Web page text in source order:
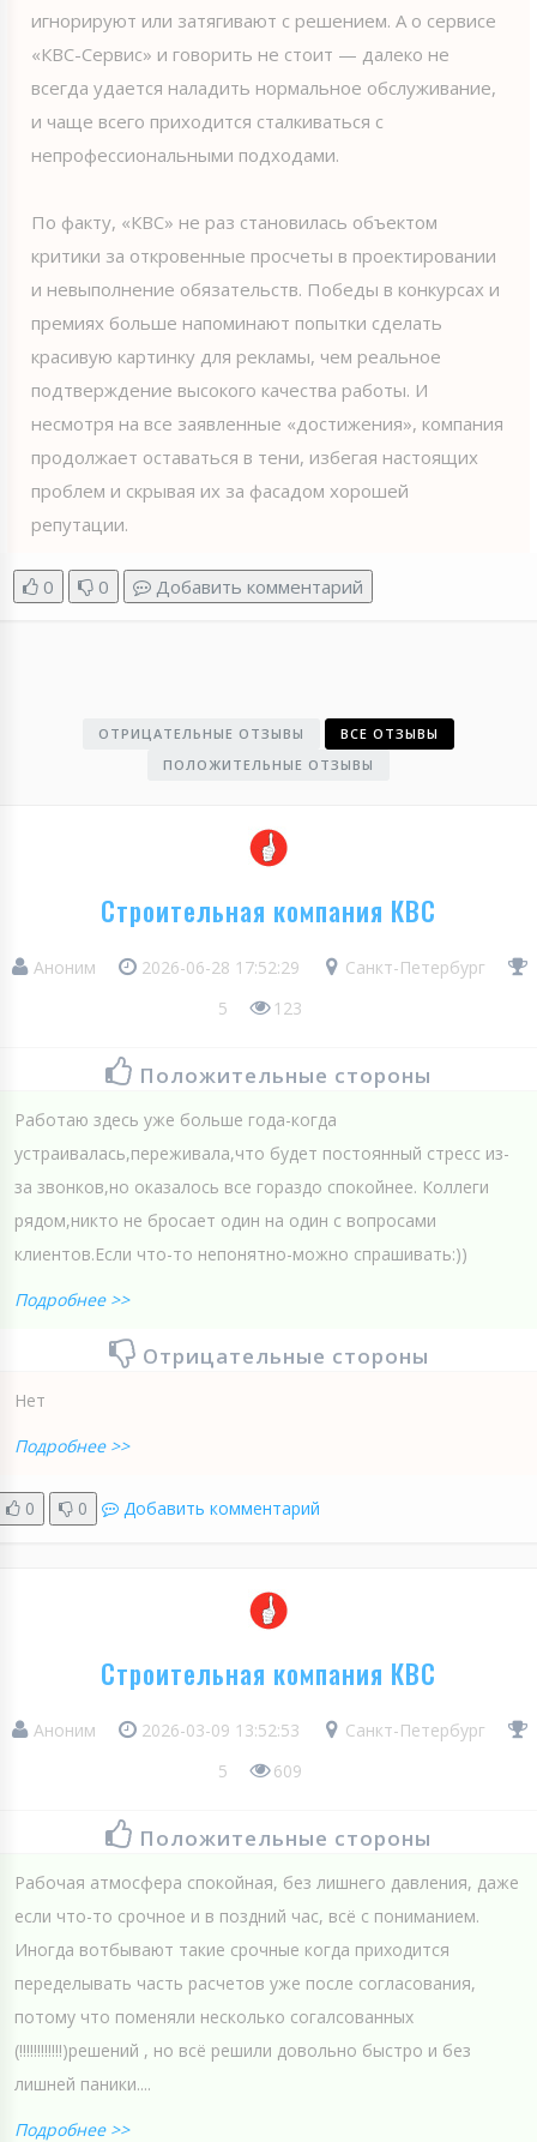
игнорируют или затягивают с решением. А о сервисе
«КВС-Сервис» и говорить не стоит — далеко не
всегда удается наладить нормальное обслуживание,
и чаще всего приходится сталкиваться с
непрофессиональными подходами.
По факту, «КВС» не раз становилась объектом
критики за откровенные просчеты в проектировании
и невыполнение обязательств. Победы в конкурсах и
премиях больше напоминают попытки сделать
красивую картинку для рекламы, чем реальное
подтверждение высокого качества работы. И
несмотря на все заявленные «достижения», компания
продолжает оставаться в тени, избегая настоящих
проблем и скрывая их за фасадом хорошей
репутации.
0 0 Добавить комментарий
ОТРИЦАТЕЛЬНЫЕ ОТЗЫВЫ
ВСЕ ОТЗЫВЫ
ПОЛОЖИТЕЛЬНЫЕ ОТЗЫВЫ
Строительная компания КВС
Аноним 2026-06-28 17:52:29
Санкт-Петербург
5
123
Положительные стороны
Работаю здесь уже больше года-когда
устраивалась,переживала,что будет постоянный стресс из-
за звонков,но оказалось все гораздо спокойнее. Коллеги
рядом,никто не бросает один на один с вопросами
клиентов.Если что-то непонятно-можно спрашивать:))
Подробнее >>
Отрицательные стороны
Нет
Подробнее >>
0 0 Добавить комментарий
Строительная компания КВС
Аноним 2026-03-09 13:52:53
Санкт-Петербург
5
609
Положительные стороны
Рабочая атмосфера спокойная, без лишнего давления, даже
если что-то срочное и в поздний час, всё с пониманием.
Иногда вотбывают такие срочные когда приходится
переделывать часть расчетов уже после согласования,
потому что поменяли несколько согалсованных
(!!!!!!!!!!!!)решений , но всё решили довольно быстро и без
лишней паники....
Подробнее >>